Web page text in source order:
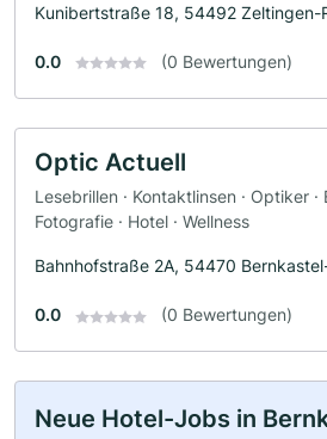
Kunibertstraße 18, 54492 Zeltingen-
0.0 (0 Bewertungen)
Optic Actuell
Lesebrillen · Kontaktlinsen · Optiker ·
Fotografie · Hotel · Wellness
Bahnhofstraße 2A, 54470
0.0 (0 Bewertungen)
Neue Hotel-Jobs in